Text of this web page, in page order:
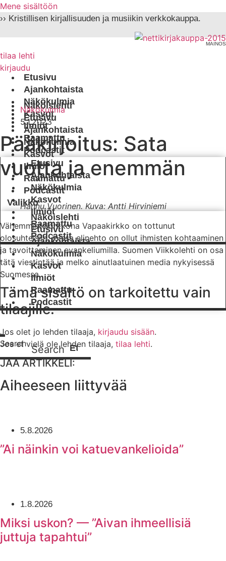
Mene sisältöön
›› Kristillisen kirjallisuuden ja musiikin verkkokauppa.
MAINOS
tilaa lehti
kirjaudu
Etusivu
Ajankohtaista
Näkökulmia
Kasvot
Ilmiöt
Raamattu
Podcastit
Etusivu
Ajankohtaista
Näkökulmia
Kasvot
Ilmiöt
Raamattu
Podcastit
Näköislehti
Etusivu
Ajankohtaista
Näkökulmia
Kasvot
Ilmiöt
Raamattu
Podcastit
Näköislehti
Etusivu
Ajankohtaista
Näkökulmia
Kasvot
Ilmiöt
Raamattu
Podcastit
Search Search
Näkökulmia
5.1.2023
Pääkirjoitus: Sata
vuotta ja enemmän
Hannu Vuorinen. Kuva: Antti Hirviniemi
Vähemmistökirkkona Vapaakirkko on tottunut
olosuhteisiin, joissa elinehto on ollut ihmisten kohtaaminen
ja tavoittaminen evankeliumilla. Suomen Viikkolehti on osa
tätä viestintää ja melko ainutlaatuinen media nykyisessä
Suomessa.
Tämä sisältö on tarkoitettu vain
tilaajille.
Jos olet jo lehden tilaaja, kirjaudu sisään.
Jos et vielä ole lehden tilaaja, tilaa lehti.
JAA ARTIKKELI:
Aiheeseen liittyvää
5.8.2026
”Ai näinkin voi katuevankelioida”
1.8.2026
Miksi uskon? — ”Aivan ihmeellisiä
juttuja tapahtui”